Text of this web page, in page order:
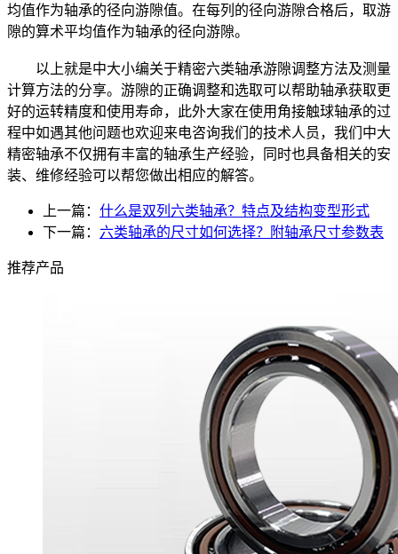
均值作为轴承的径向游隙值。在每列的径向游隙合格后，取游
隙的算术平均值作为轴承的径向游隙。
以上就是中大小编关于精密六类轴承游隙调整方法及测量
计算方法的分享。游隙的正确调整和选取可以帮助轴承获取更
好的运转精度和使用寿命，此外大家在使用角接触球轴承的过
程中如遇其他问题也欢迎来电咨询我们的技术人员，我们中大
精密轴承不仅拥有丰富的轴承生产经验，同时也具备相关的安
装、维修经验可以帮您做出相应的解答。
上一篇： 什么是双列六类轴承？特点及结构变型形式
下一篇： 六类轴承的尺寸如何选择？附轴承尺寸参数表
推荐产品